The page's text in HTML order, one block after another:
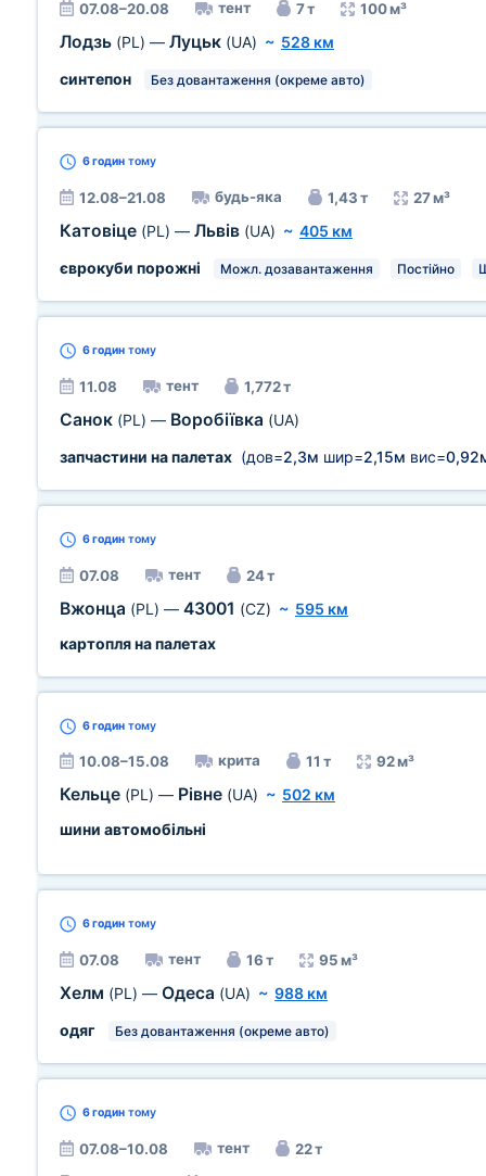
07.08–20.08 тент 7 т 100 м³
Лодзь (PL) — Луцьк (UA) ~ 528 км
синтепон
Без довантаження (окреме авто)
6 годин тому
12.08–21.08 будь-яка 1,43 т 27 м³
Катовіце (PL) — Львів (UA) ~ 405 км
єврокуби порожні
Можл. дозавантаження Постійно
6 годин тому
11.08 тент 1,772 т
Санок (PL) — Воробіївка (UA)
запчастини на палетах (дов=2,3м шир=2,15м вис=
6 годин тому
07.08 тент 24 т
Вжонца (PL) — 43001 (CZ) ~ 595 км
картопля на палетах
6 годин тому
10.08–15.08 крита 11 т 92 м³
Кельце (PL) — Рівне (UA) ~ 502 км
шини автомобільні
6 годин тому
07.08 тент 16 т 95 м³
Хелм (PL) — Одеса (UA) ~ 988 км
одяг
Без довантаження (окреме авто)
6 годин тому
07.08–10.08 тент 22 т